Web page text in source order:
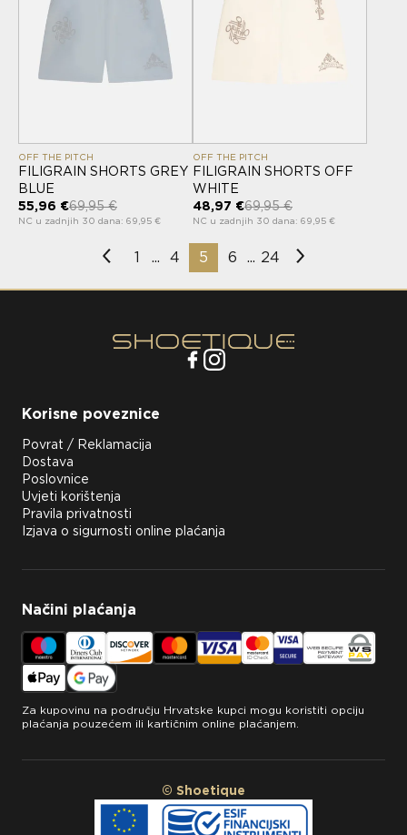
OFF THE PITCH
FILIGRAIN SHORTS GREY
BLUE
55,96 €69,95 €
NC u zadnjih 30 dana: 69,95 €
OFF THE PITCH
FILIGRAIN SHORTS OFF
WHITE
48,97 €69,95 €
NC u zadnjih 30 dana: 69,95 €
1 ... 4 5 6 ... 24
Korisne poveznice
Povrat / Reklamacija
Dostava
Poslovnice
Uvjeti korištenja
Pravila privatnosti
Izjava o sigurnosti online plaćanja
Načini plaćanja
Za kupovinu na području Hrvatske kupci mogu koristiti opciju
plaćanja pouzećem ili kartičnim online plaćanjem.
© Shoetique